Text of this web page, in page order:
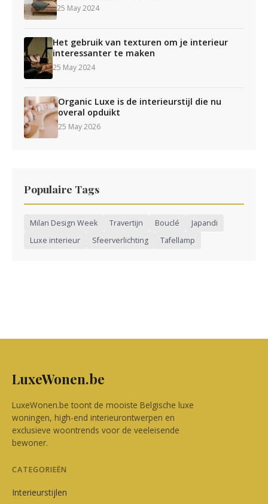
25 May 2024
Het gebruik van texturen om je interieur
interessanter te maken
25 May 2024
Organic Luxe is de interieurstijl die nu
overal opduikt
25 May 2026
Populaire Tags
Milan Design Week Travertijn Bouclé
Japandi
Luxe interieur
Sfeerverlichting Tafellamp
LuxeWonen.be
LuxeWonen.be toont de mooiste Belgische luxe
woningen, high-end interieurontwerpen en
exclusieve woontrends voor de veeleisende
bewoner.
CATEGORIEËN
Interieurstijlen